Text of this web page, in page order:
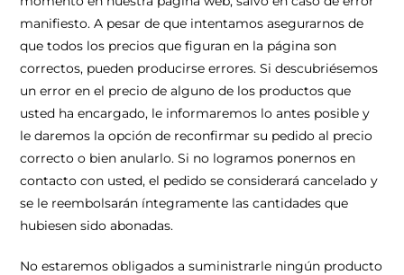
manifiesto. A pesar de que intentamos asegurarnos de
que todos los precios que figuran en la página son
correctos, pueden producirse errores. Si descubriésemos
un error en el precio de alguno de los productos que
usted ha encargado, le informaremos lo antes posible y
le daremos la opción de reconfirmar su pedido al precio
correcto o bien anularlo. Si no logramos ponernos en
contacto con usted, el pedido se considerará cancelado y
se le reembolsarán íntegramente las cantidades que
hubiesen sido abonadas.
No estaremos obligados a suministrarle ningún producto